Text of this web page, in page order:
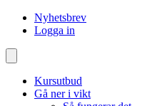
Nyhetsbrev
Logga in
Kursutbud
Gå ner i vikt